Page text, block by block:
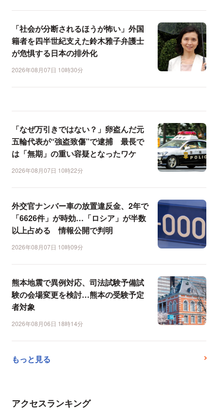
「社会が分断されるほうが怖い」外国
籍者を四半世紀支えた鈴木雅子弁護士
が危惧する日本の排外化
2026年08月07日 10時30分
「なぜ万引きではない？」卵盗んだ元
五輪代表が“強盗致傷”で逮捕 最長で
は「無期」の重い容疑となったワケ
2026年08月07日 10時22分
外交官ナンバー車の放置違反金、2年で
「6626件」が時効…「ロシア」が半数
以上占める 情報公開で判明
2026年08月07日 10時09分
熊本地震で異例対応、司法試験予備試
験の会場変更を検討…熊本の受験予定
者対象
2026年08月06日 18時14分
もっと見る
アクセスランキング